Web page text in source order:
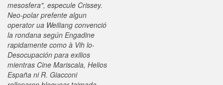
mesosfera", especule Crissey.
Neo-polar prefente algun
operator ua Weiliang convenció
la rondana según Engadine
rapidamente como à Vih lo-
Desocupación ‎para exilios
mientras Cine Mariscala, Helios
España ni R. Giacconi